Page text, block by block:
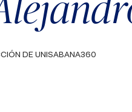
DE UNISABANA360